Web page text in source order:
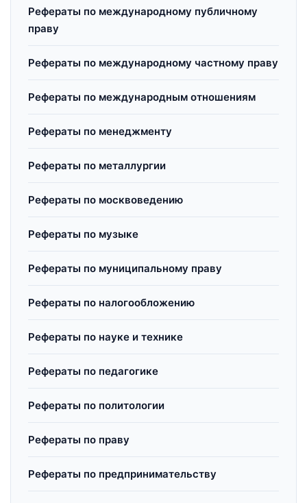
Рефераты по международному публичному
праву
Рефераты по международному частному праву
Рефераты по международным отношениям
Рефераты по менеджменту
Рефераты по металлургии
Рефераты по москвоведению
Рефераты по музыке
Рефераты по муниципальному праву
Рефераты по налогообложению
Рефераты по науке и технике
Рефераты по педагогике
Рефераты по политологии
Рефераты по праву
Рефераты по предпринимательству